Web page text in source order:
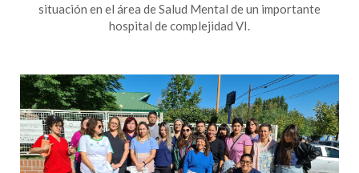
situación en el área de Salud Mental de un importante
hospital de complejidad VI.